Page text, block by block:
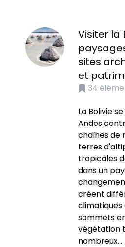
Visiter la
sites
et
34
La Bolivie
Andes
chaînes de
terres
tropicales
dans un
créent
climatiques
sommets
végétation
nombreux...